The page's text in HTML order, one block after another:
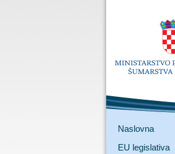
Naslovna
EU legislativa